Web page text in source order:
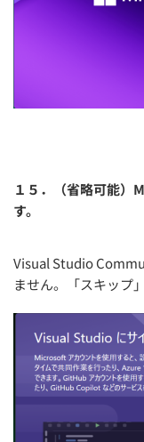
１５．（省略可能）
す。
Visual Studio
ません。「スキップ